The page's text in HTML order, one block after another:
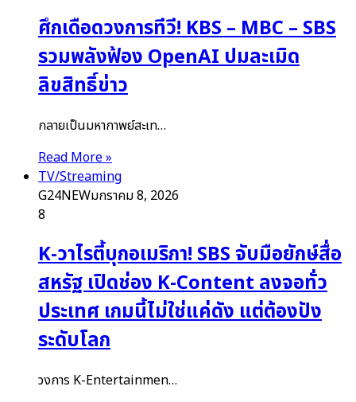
ศึกเดือดวงการทีวี! KBS – MBC – SBS
รวมพลังฟ้อง OpenAI ปมละเมิด
ลิขสิทธิ์ข่าว
กลายเป็นมหากาพย์สะเท…
Read More »
TV/Streaming
G24NEWมกราคม 8, 2026
8
K-วาไรตี้บุกอเมริกา! SBS จับมือยักษ์สื่อ
สหรัฐ เปิดช่อง K-Content ลงจอทั่ว
ประเทศ เกมนี้ไม่ใช่แค่ดัง แต่ต้องปัง
ระดับโลก
วงการ K-Entertainmen…